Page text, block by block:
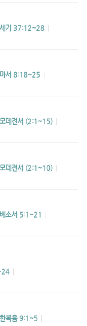
기 37:12~28
서 8:18~25
데전서 (2:1~15)
데전서 (2:1~10)
소서 5:1~21
복음 9:1~5